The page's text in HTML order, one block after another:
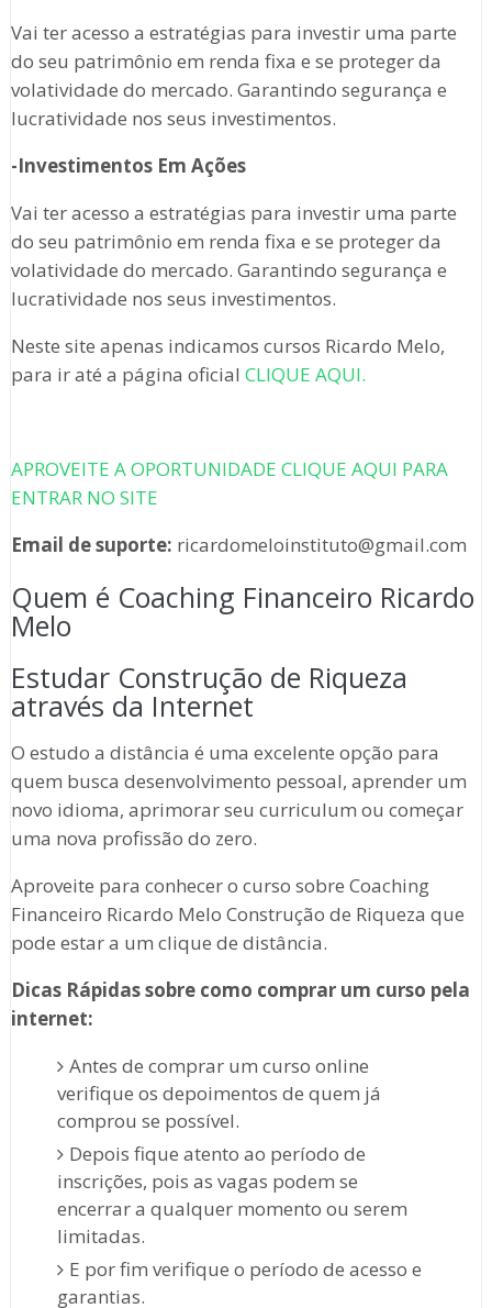
Vai ter acesso a estratégias para investir uma parte
do seu patrimônio em renda fixa e se proteger da
volatividade do mercado. Garantindo segurança e
lucratividade nos seus investimentos.
-Investimentos Em Ações
Vai ter acesso a estratégias para investir uma parte
do seu patrimônio em renda fixa e se proteger da
volatividade do mercado. Garantindo segurança e
lucratividade nos seus investimentos.
Neste site apenas indicamos cursos Ricardo Melo,
para ir até a página oficial CLIQUE AQUI.
APROVEITE A OPORTUNIDADE CLIQUE AQUI PARA
ENTRAR NO SITE
Email de suporte: ricardomeloinstituto@gmail.com
Quem é Coaching Financeiro Ricardo
Melo
Estudar Construção de Riqueza
através da Internet
O estudo a distância é uma excelente opção para
quem busca desenvolvimento pessoal, aprender um
novo idioma, aprimorar seu curriculum ou começar
uma nova profissão do zero.
Aproveite para conhecer o curso sobre Coaching
Financeiro Ricardo Melo Construção de Riqueza que
pode estar a um clique de distância.
Dicas Rápidas sobre como comprar um curso pela
internet:
Antes de comprar um curso online
verifique os depoimentos de quem já
comprou se possível.
Depois fique atento ao período de
inscrições, pois as vagas podem se
encerrar a qualquer momento ou serem
limitadas.
E por fim verifique o período de acesso e
garantias.